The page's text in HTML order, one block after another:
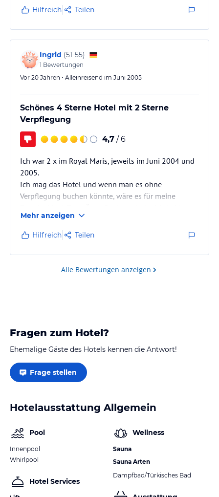
der man uns auf Öger`s Anmeldung," Ruhiges Zimmer
gewünscht" hinwies, konnten wir am nächsten Tag
umziehen.
Dem Lärm der Hauptstraße entgeht man, wenn man
nachts die Klimaanlage einschaltet und das Fenster
schliesst.
Hilfreich Teilen
Ingrid (51-55)
1 Bewertungen
Vor 20 Jahren • Alleinreisend im Juni 2005
Schönes 4 Sterne Hotel mit 2 Sterne
Verpflegung
4,7 / 6
Ich war 2 x im Royal Maris, jeweils im Juni 2004 und
2005.
Ich mag das Hotel und wenn man es ohne
Verpflegung buchen könnte, wäre es für meine
Male sofort ein Meerblickzimmer bekommen. Das
Frühstück hat m.E. nur max. 2 Sterne Qualität.
Abendessen gibt es auf der Dachterrasse,
wunderschöne Aussicht.
Die Essensqualität hat keine 4 Sterne. Ich war nicht
Mehr anzeigen
Hilfreich Teilen
Alle Bewertungen anzeigen
Fragen zum Hotel?
Ehemalige Gäste des Hotels kennen die Antwort!
Frage stellen
Hotelausstattung Allgemein
Pool
Innenpool
Whirlpool
Hotel Services
Wellness
Sauna
Sauna Arten
Dampfbad/Türkisches Bad